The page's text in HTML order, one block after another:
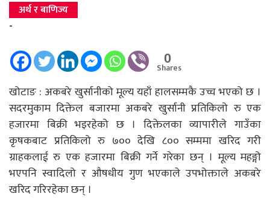
अर्थ र बाणिज्य
-
0
Shares
खोटाङ : अकबरे खुर्सानीको मूल्य यहाँ हालसम्मकै उच्च भएको छ ।
सदरमुकाम दिक्तेल बजारमा अकबरे खुर्सानी प्रतिकिलो रु एक
हजारमा बिक्री भइरहेको छ । दिक्तेलका व्यापारीले गाउँका
कृषकबाट प्रतिकिलो रु ७०० देखि ८०० सम्ममा खरिद गरी
ग्राहकलाई रु एक हजारमा बिक्री गर्ने गरेका छन् । मूल्य महङ्गो
भएपनि स्वादिलो र औषधीय गुण भएकाले उपभोक्ताले अकबरे
खरिद गरिरहेका छन् ।